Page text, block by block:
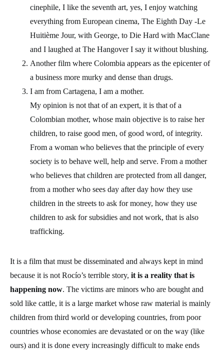
cinephile, I like the seventh art, yes, I enjoy watching
everything from European cinema, The Eighth Day -Le
Huitième Jour, with George, to Die Hard with MacClane
and I laughed at The Hangover I say it without blushing.
Another film where Colombia appears as the epicenter of
a business more murky and dense than drugs.
I am from Cartagena, I am a mother.
My opinion is not that of an expert, it is that of a
Colombian mother, whose main objective is to raise her
children, to raise good men, of good word, of integrity.
From a woman who believes that the principle of every
society is to behave well, help and serve. From a mother
who believes that children are protected from all danger,
from a mother who sees day after day how they use
children in the streets to ask for money, how they use
children to ask for subsidies and not work, that is also
trafficking.
It is a film that must be disseminated and always kept in mind
because it is not Rocío’s terrible story, it is a reality that is
happening now. The victims are minors who are bought and
sold like cattle, it is a large market whose raw material is mainly
children from third world or developing countries, from poor
countries whose economies are devastated or on the way (like
ours) and it is done every increasingly difficult to make ends